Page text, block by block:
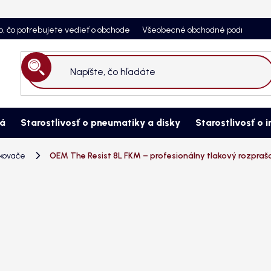
čo potrebujete vedieť o obchode Všeobecné obchodné podmienky
Hľadať
Starostlivosť o pneumatiky a disky Starostlivosť o
OEM The Resist 8L FKM – profesionálny tlakový